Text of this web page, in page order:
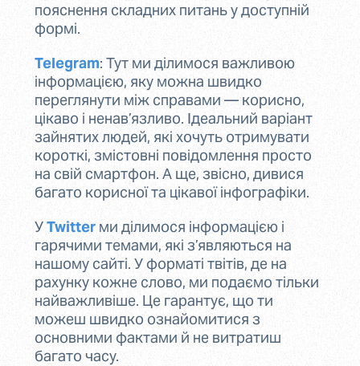
пояснення складних питань у доступній
формі.
Telegram: Тут ми ділимося важливою
інформацією, яку можна швидко
переглянути між справами — корисно,
цікаво і ненав’язливо. Ідеальний варіант
зайнятих людей, які хочуть отримувати
короткі, змістовні повідомлення просто
на свій смартфон. А ще, звісно, дивися
багато корисної та цікавої інфографіки.
УTwitter ми ділимося інформацією і
гарячими темами, які з’являються на
нашому сайті. У форматі твітів, де на
рахунку кожне слово, ми подаємо тільки
найважливіше. Це гарантує, що ти
можеш швидко ознайомитися з
основними фактами й не витратиш
багато часу.